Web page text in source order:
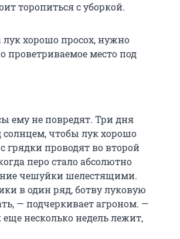
торопиться с уборкой.
лук хорошо просох, нужно
проветриваемое место под
ему не повредят. Три дня
солнцем, чтобы лук хорошо
грядки проводят во второй
перо стало абсолютно
чешуйки шелестящими.
в один ряд, ботву луковую
— подчеркивает агроном. —
еще несколько недель лежит,